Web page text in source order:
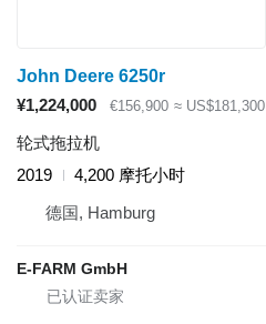
John Deere 6250r
¥1,224,000
€156,900 ≈ US$181,300
轮式拖拉机
2019
4,200 摩托小时
德国, Hamburg
E-FARM GmbH